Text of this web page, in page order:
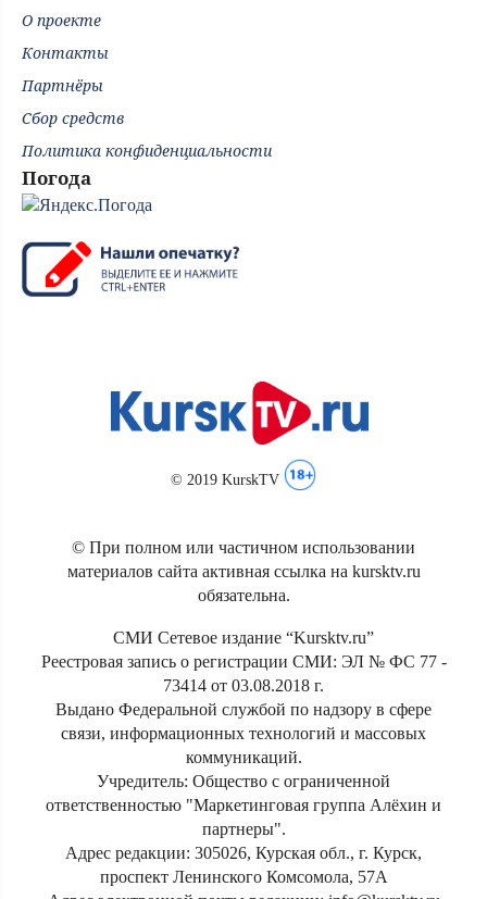
О проекте
Контакты
Партнёры
Сбор средств
Политика конфиденциальности
Погода
© 2019 KurskTV
© При полном или частичном использовании
материалов сайта активная ссылка на kursktv.ru
обязательна.
СМИ Сетевое издание “Kursktv.ru”
Реестровая запись о регистрации СМИ: ЭЛ № ФС 77 -
73414 от 03.08.2018 г.
Выдано Федеральной службой по надзору в сфере
связи, информационных технологий и массовых
коммуникаций.
Учредитель: Общество с ограниченной
ответственностью "Маркетинговая группа Алёхин и
партнеры".
Адрес редакции: 305026, Курская обл., г. Курск,
проспект Ленинского Комсомола, 57А